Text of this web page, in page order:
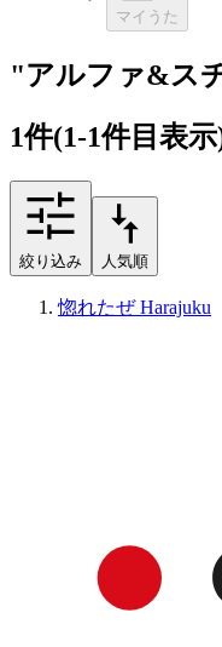
マイうた
"アルファ&ス
1件(1-1件目表示
絞り込み 人気順
惚れたぜ Harajuku